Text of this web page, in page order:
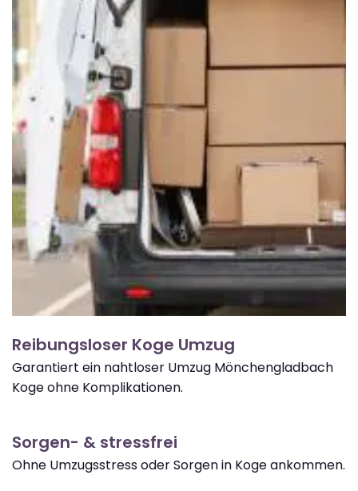
Reibungsloser Koge Umzug
Garantiert ein nahtloser Umzug Mönchengladbach
Koge ohne Komplikationen.
Sorgen- & stressfrei
Ohne Umzugsstress oder Sorgen in Koge ankommen.